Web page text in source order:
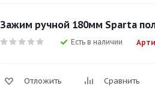
Зажим ручной 180мм Sparta
Есть в наличии
Отложить Сравнить